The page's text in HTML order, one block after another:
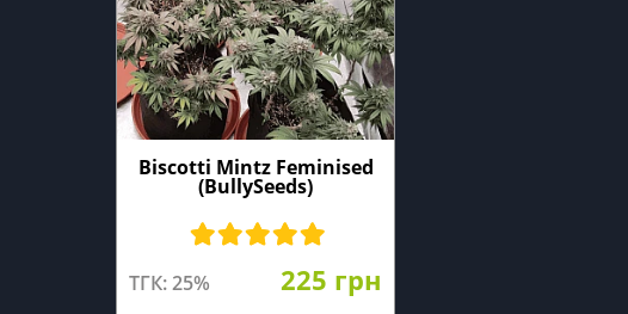
Biscotti Mintz Feminised
(BullySeeds)
ТГК: 25% 225 грн